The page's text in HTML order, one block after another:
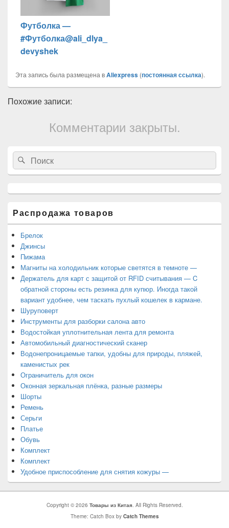
Футболка —
#Футболка@ali_dlya_
devyshek
Эта запись была размещена вAliexpress (постоянная ссылка).
Похожие записи:
Комментарии закрыты.
Область
основной
боковой
панели
Search
for:
Search
Распродажа товаров
Брелок
Джинсы
Пижама
Магниты на холодильник которые светятся в темноте —
Держатель для карт с защитой от RFID считывания — C
обратной стороны есть резинка для купюр. Иногда такой
вариант удобнее, чем таскать пухлый кошелек в кармане.
Шуруповерт
Инструменты для разборки салона авто
Водостойкая уплотнительная лента для ремонта
Автомобильный диагностический сканер
Водонепроницаемые тапки, удобны для природы, пляжей,
каменистых рек
Ограничитель для окон
Оконная зеркальная плёнка, разные размеры
Шорты
Ремень
Серьги
Платье
Обувь
Комплект
Комплект
Удобное приспособление для снятия кожуры —
Copyright © 2026 Товары из Китая. All Rights Reserved.
Theme: Catch Box by Catch Themes